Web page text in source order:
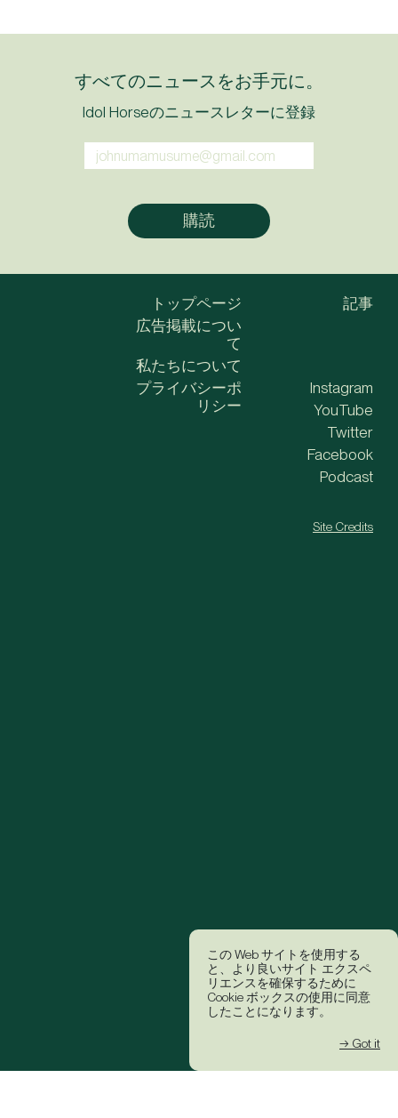
この Web サイトを使用する
と、より良いサイト エクスペ
リエンスを確保するために
Cookie ボックスの使用に同意
したことになります。
→ Got it
すべてのニュースをお手元に。
Idol Horseのニュースレターに登録
トップページ
広告掲載につい
て
私たちについて
記事
プライバシーポ
リシー
Instagram
YouTube
Twitter
Facebook
Podcast
Site Credits